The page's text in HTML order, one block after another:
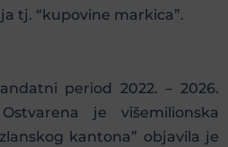
tj. “kupovine markica”.
period 2022. – 2026.
je višemilionska
kantona” objavila je